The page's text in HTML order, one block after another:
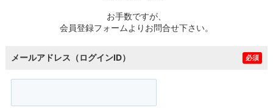
お手数ですが、
会員登録フォームよりお問合せ下さい。
メールアドレス（ログインID） 必須